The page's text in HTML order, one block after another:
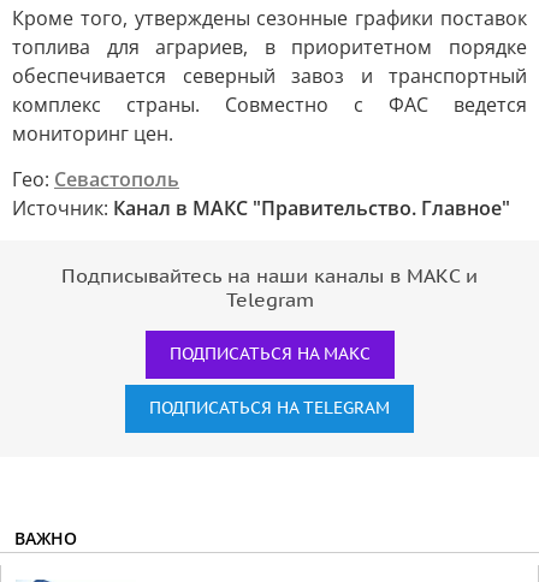
Кроме того, утверждены сезонные графики поставок
топлива для аграриев, в приоритетном порядке
обеспечивается северный завоз и транспортный
комплекс страны. Совместно с ФАС ведется
мониторинг цен.
Гео: Севастополь
Источник: Канал в МАКС "Правительство. Главное"
Подписывайтесь на наши каналы в МАКС и
Telegram
ПОДПИСАТЬСЯ НА МАКС
ПОДПИСАТЬСЯ НА TELEGRAM
ВАЖНО